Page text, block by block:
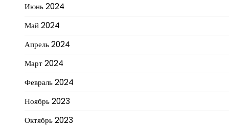
Июнь 2024
Май 2024
Апрель 2024
Март 2024
Февраль 2024
Ноябрь 2023
Октябрь 2023